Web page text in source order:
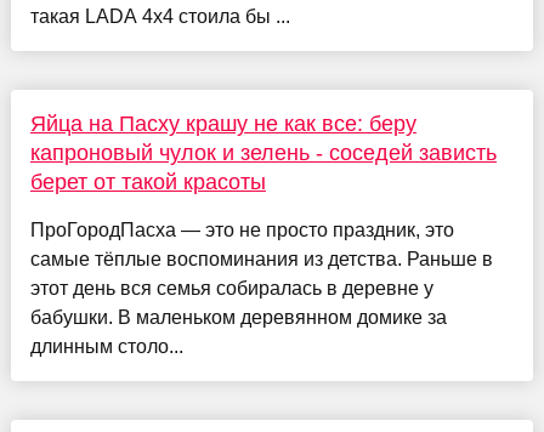
такая LADA 4x4 стоила бы ...
Яйца на Пасху крашу не как все: беру
капроновый чулок и зелень - соседей зависть
берет от такой красоты
ПроГородПасха — это не просто праздник, это
самые тёплые воспоминания из детства. Раньше в
этот день вся семья собиралась в деревне у
бабушки. В маленьком деревянном домике за
длинным столо...